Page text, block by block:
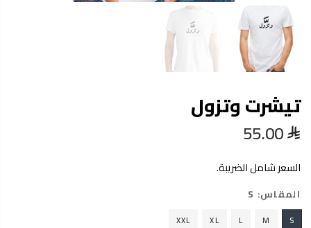
تيشرت وتزول
55.00
السعر شامل الضريبة.
المقاس: S
S
M
L
XL
XXL